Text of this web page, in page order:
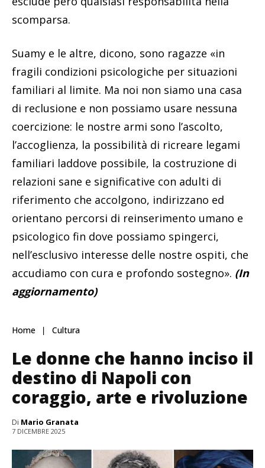
scomparsa.
Suamy e le altre, dicono, sono ragazze «in
fragili condizioni psicologiche per situazioni
familiari al limite. Ma noi non siamo una casa
di reclusione e non possiamo usare nessuna
coercizione: le nostre armi sono l’ascolto,
l’accoglienza, la possibilità di ricreare legami
familiari laddove possibile, la costruzione di
relazioni sane e significative con adulti di
riferimento che accolgono, indirizzano ed
orientano percorsi di reinserimento umano e
psicologico fin dove possiamo spingerci,
nell’esclusivo interesse delle nostre ospiti, che
accudiamo con cura e profondo sostegno». (In
aggiornamento)
Home Cultura
Le donne che hanno inciso il
destino di Napoli con
coraggio, arte e rivoluzione
Di Mario Granata
7 DICEMBRE 2025